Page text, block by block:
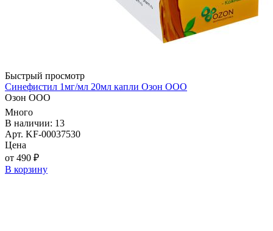
Быстрый просмотр
Синефистил 1мг/мл 20мл капли Озон ООО
Озон ООО
Много
В наличии: 13
Арт. KF-00037530
Цена
от 490 ₽
В корзину